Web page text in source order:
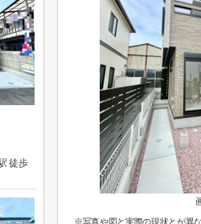
※写真や図と実際の現状とが異
徒歩